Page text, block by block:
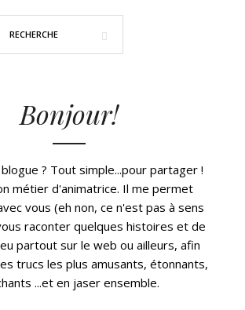
Bonjour!
? Tout simple...pour partager !
métier d'animatrice. Il me permet
vous (eh non, ce n'est pas à sens
raconter quelques histoires et de
partout sur le web ou ailleurs, afin
trucs les plus amusants, étonnants,
...et en jaser ensemble.